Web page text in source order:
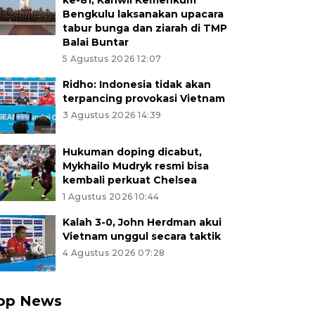
Bengkulu laksanakan upacara
tabur bunga dan ziarah di TMP
Balai Buntar
5 Agustus 2026 12:07
Ridho: Indonesia tidak akan
terpancing provokasi Vietnam
3 Agustus 2026 14:39
Hukuman doping dicabut,
Mykhailo Mudryk resmi bisa
kembali perkuat Chelsea
1 Agustus 2026 10:44
Kalah 3-0, John Herdman akui
Vietnam unggul secara taktik
4 Agustus 2026 07:28
News